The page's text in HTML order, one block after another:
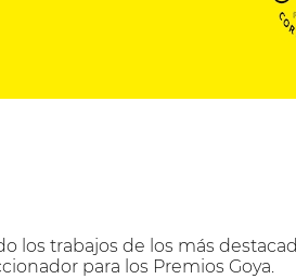
los trabajos de los más
para los Premios Goya.